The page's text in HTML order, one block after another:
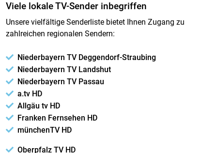
Viele lokale TV-Sender inbegriffen
Unsere vielfältige Senderliste bietet Ihnen Zugang zu
zahlreichen regionalen Sendern:
Niederbayern TV Deggendorf-Straubing
Niederbayern TV Landshut
Niederbayern TV Passau
a.tv HD
Allgäu tv HD
Franken Fernsehen HD
münchenTV HD
Oberpfalz TV HD